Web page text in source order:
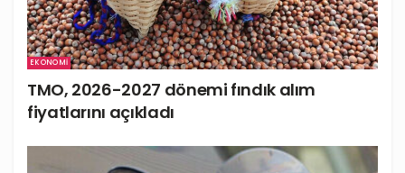
EKONOMI
TMO, 2026-2027 dönemi fındık alım
fiyatlarını açıkladı